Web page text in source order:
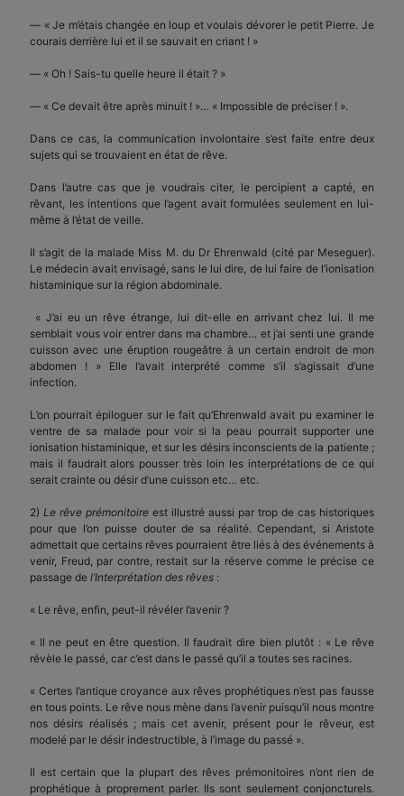
— « Je m’étais changée en loup et voulais dévorer le petit Pierre. Je
courais derrière lui et il se sauvait en criant ! »
— « Oh ! Sais-tu quelle heure il était ? »
— « Ce devait être après minuit ! »… « Impossible de préciser ! ».
Dans ce cas, la communication involontaire s’est faite entre deux
sujets qui se trouvaient en état de rêve.
Dans l’autre cas que je voudrais citer, le percipient a capté, en
rêvant, les intentions que l’agent avait formulées seulement en lui-
même à l’état de veille.
Il s’agit de la malade Miss M. du Dr Ehrenwald (cité par Meseguer).
Le médecin avait envisagé, sans le lui dire, de lui faire de l’ionisation
histaminique sur la région abdominale.
« J’ai eu un rêve étrange, lui dit-elle en arrivant chez lui. Il me
semblait vous voir entrer dans ma chambre… et j’ai senti une grande
cuisson avec une éruption rougeâtre à un certain endroit de mon
abdomen ! » Elle l’avait interprété comme s’il s’agissait d’une
infection.
L’on pourrait épiloguer sur le fait qu’Ehrenwald avait pu examiner le
ventre de sa malade pour voir si la peau pourrait supporter une
ionisation histaminique, et sur les désirs inconscients de la patiente ;
mais il faudrait alors pousser très loin les interprétations de ce qui
serait crainte ou désir d’une cuisson etc… etc.
2) Le rêve prémonitoire est illustré aussi par trop de cas historiques
pour que l’on puisse douter de sa réalité. Cependant, si Aristote
admettait que certains rêves pourraient être liés à des événements à
venir, Freud, par contre, restait sur la réserve comme le précise ce
passage de l’Interprétation des rêves :
« Le rêve, enfin, peut-il révéler l’avenir ?
« Il ne peut en être question. Il faudrait dire bien plutôt : « Le rêve
révèle le passé, car c’est dans le passé qu’il a toutes ses racines.
« Certes l’antique croyance aux rêves prophétiques n’est pas fausse
en tous points. Le rêve nous mène dans l’avenir puisqu’il nous montre
nos désirs réalisés ; mais cet avenir, présent pour le rêveur, est
modelé par le désir indestructible, à l’image du passé ».
Il est certain que la plupart des rêves prémonitoires n’ont rien de
prophétique à proprement parler. Ils sont seulement conjoncturels.